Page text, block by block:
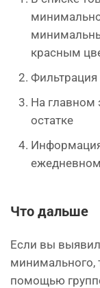
красным
Фильтрация
На главном
остатке
ежедневном
Что дальше
Если вы
минимального,
помощью